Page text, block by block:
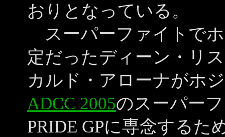
おりとなっている。
スーパーファイトで
定だったディーン・リ
カルド・アローナがホ
ADCC 2005のスーパー
PRIDE GPに専念するた